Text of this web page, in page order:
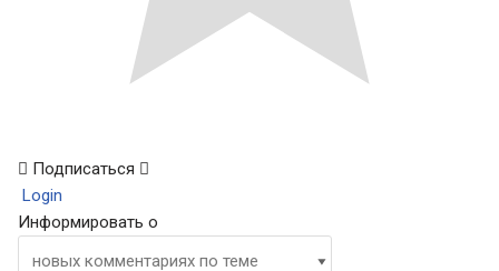
Подписаться
Login
Информировать о